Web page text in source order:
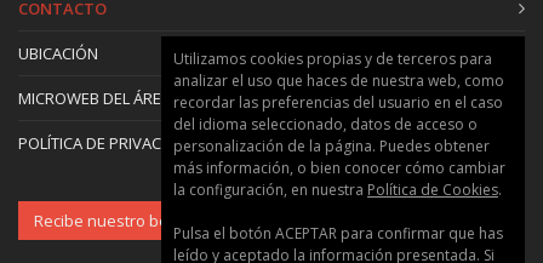
CONTACTO
UBICACIÓN
MICROWEB DEL ÁREA
POLÍTICA DE PRIVACIDAD Y COOKIES
Recibe nuestro boletín
Utilizamos cookies propias y de terceros para
analizar el uso que haces de nuestra web, como
recordar las preferencias del usuario en el caso
del idioma seleccionado, datos de acceso o
personalización de la página. Puedes obtener
más información, o bien conocer cómo cambiar
la configuración, en nuestra Política de Cookies.
Pulsa el botón ACEPTAR para confirmar que has
leído y aceptado la información presentada. Si